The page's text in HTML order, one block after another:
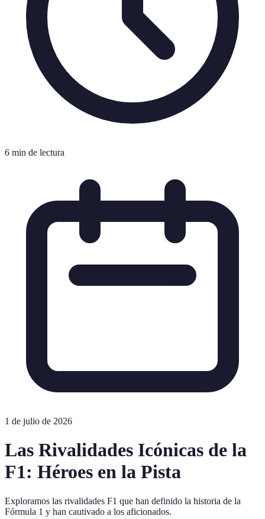
6 min de lectura
1 de julio de 2026
Las Rivalidades Icónicas de la
F1: Héroes en la Pista
Exploramos las rivalidades F1 que han definido la historia de la
Fórmula 1 y han cautivado a los aficionados.